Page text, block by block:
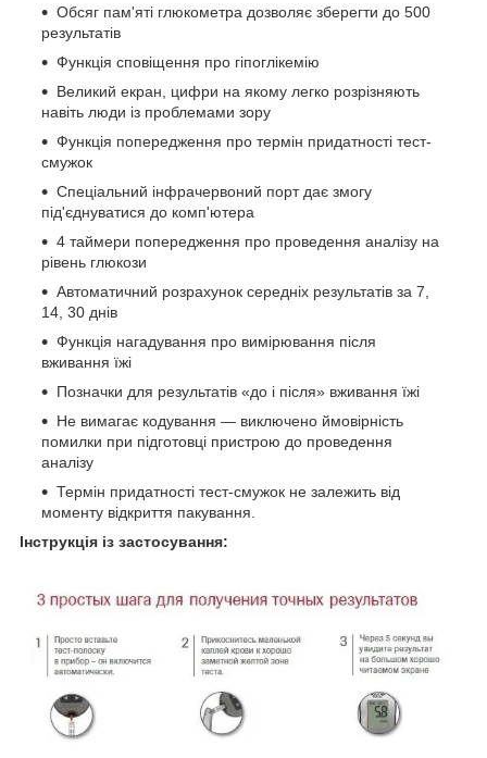
Обсяг пам'яті глюкометра дозволяє зберегти до 500
результатів
Функція сповіщення про гіпоглікемію
Великий екран, цифри на якому легко розрізняють
навіть люди із проблемами зору
Функція попередження про термін придатності тест-
смужок
Спеціальний інфрачервоний порт дає змогу
під'єднуватися до комп'ютера
4 таймери попередження про проведення аналізу на
рівень глюкози
Автоматичний розрахунок середніх результатів за 7,
14, 30 днів
Функція нагадування про вимірювання після
вживання їжі
Позначки для результатів «до і після» вживання їжі
Не вимагає кодування — виключено ймовірність
помилки при підготовці пристрою до проведення
аналізу
Термін придатності тест-смужок не залежить від
моменту відкриття пакування.
Інструкція із застосування: